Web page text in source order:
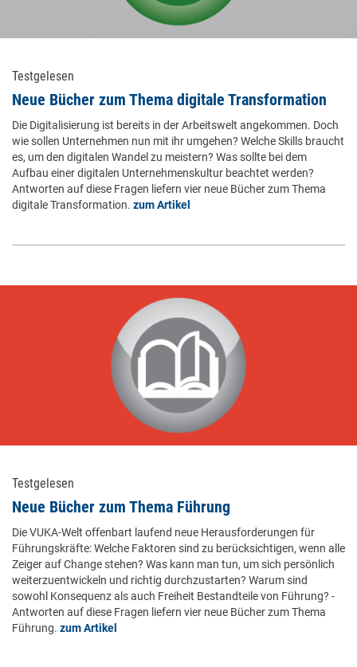
Testgelesen
Neue Bücher zum Thema digitale Transformation
Die Digitalisierung ist bereits in der Arbeitswelt angekommen. Doch
wie sollen Unternehmen nun mit ihr umgehen? Welche Skills braucht
es, um den digitalen Wandel zu meistern? Was sollte bei dem
Aufbau einer digitalen Unternehmenskultur beachtet werden?
Antworten auf diese Fragen liefern vier neue Bücher zum Thema
digitale Transformation. zum Artikel
Testgelesen
Neue Bücher zum Thema Führung
Die VUKA-Welt offenbart laufend neue Herausforderungen für
Führungskräfte: ­Welche Faktoren sind zu berücksichtigen, wenn alle
Zeiger auf Change stehen? Was kann man tun, um sich persönlich
weiterzuentwickeln und richtig durchzu­starten? Warum sind
sowohl Konsequenz als auch Freiheit Bestandteile von Führung? ­
Antworten auf diese Fragen liefern vier neue Bücher zum Thema
Führung. zum Artikel